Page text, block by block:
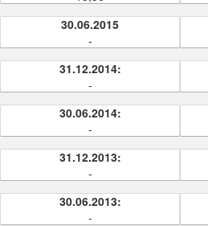
30.06.2015
-
31.12.2014:
-
30.06.2014:
-
31.12.2013:
-
30.06.2013:
-